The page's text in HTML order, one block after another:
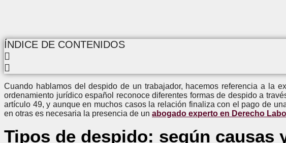
ÍNDICE DE CONTENIDOS
Cuando hablamos del despido de un trabajador, hacemos referencia a la
ordenamiento jurídico español reconoce diferentes formas de despido a
artículo 49, y aunque en muchos casos la relación finaliza con el pago de
en otras es necesaria la presencia de un abogado experto en Derecho
Tipos de despido: según causas